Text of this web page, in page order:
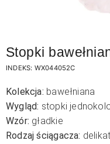
Stopki
INDEKS: WX044052C
Kolekcja: bawełniana
Wygląd: stopki
Wzór: gładkie
Rodzaj ściągacza: